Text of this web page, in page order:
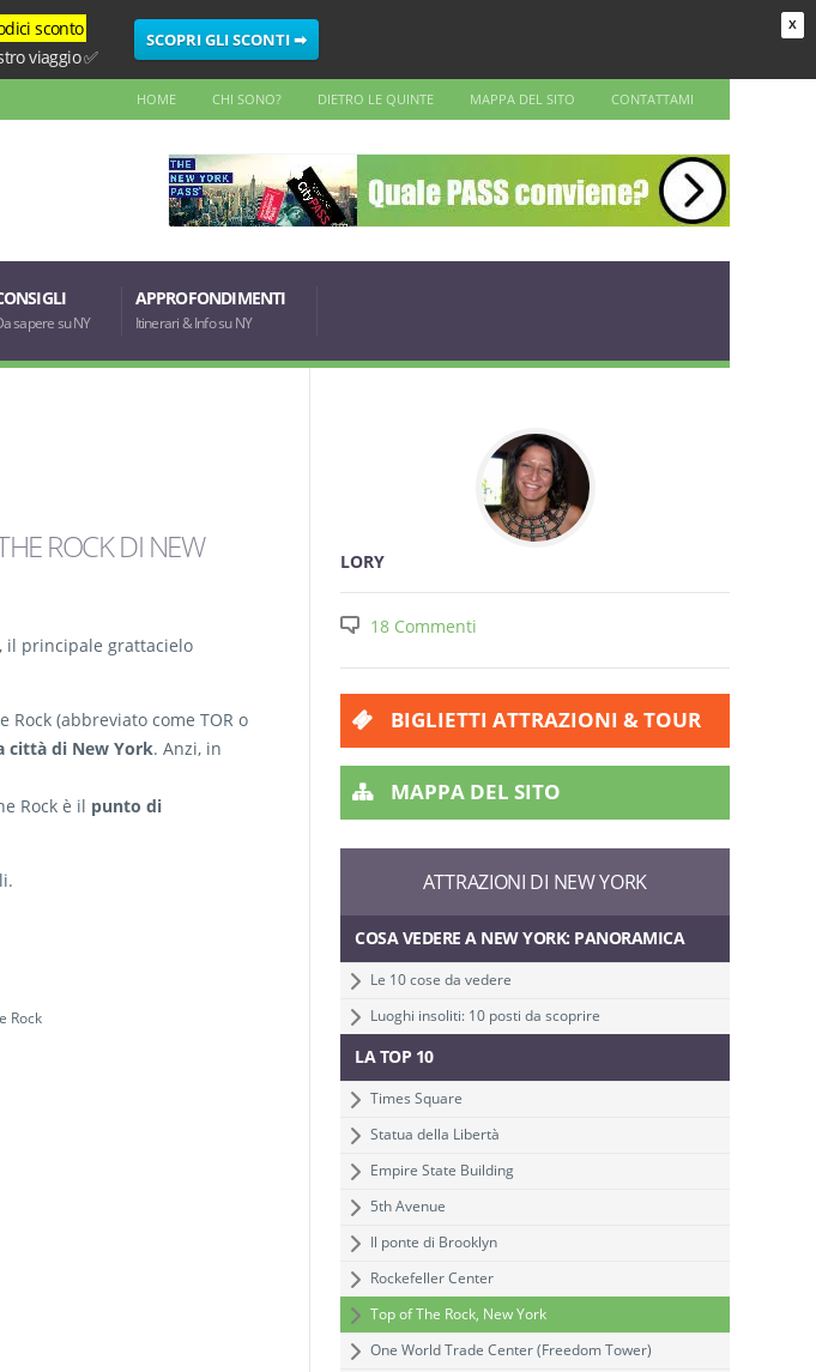
X
sconto
viaggio ✅
SCOPRI GLI SCONTI ➡
HOME CHI SONO? DIETRO LE QUINTE MAPPA DEL SITO CONTATTAMI
sapere su NY
APPROFONDIMENTI
Itinerari & Info su NY
ROCK DI NEW
, il principale grattacielo
Rock (abbreviato come TOR o
città di New York. Anzi, in
Rock è il punto di
Rock
LORY
18 Commenti
BIGLIETTI ATTRAZIONI & TOUR
MAPPA DEL SITO
ATTRAZIONI DI NEW YORK
COSA VEDERE A NEW YORK: PANORAMICA
Le 10 cose da vedere
Luoghi insoliti: 10 posti da scoprire
LA TOP 10
Times Square
Statua della Libertà
Empire State Building
5th Avenue
Il ponte di Brooklyn
Rockefeller Center
Top of The Rock, New York
One World Trade Center (Freedom Tower)